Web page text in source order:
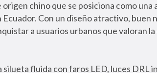
origen chino que se posiciona como
Con un diseño atractivo, buen
a usuarios urbanos que valoran
fluida con faros LED, luces DRL